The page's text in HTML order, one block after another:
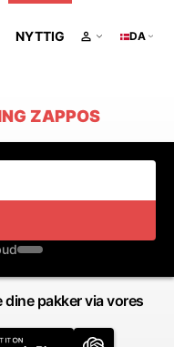
NYTTIG DA
ZAPPOS
dine pakker via vores